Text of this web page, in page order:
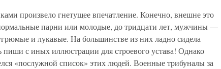
произвело гнетущее впечатление. Конечно, внешне это
парни или молодые, до тридцати лет, мужчины —
и лукавые. На большинстве из них ладно сидела
пиши с иных иллюстрации для строевого устава! Однако
«послужной список» этих людей. Военные трибуналы за